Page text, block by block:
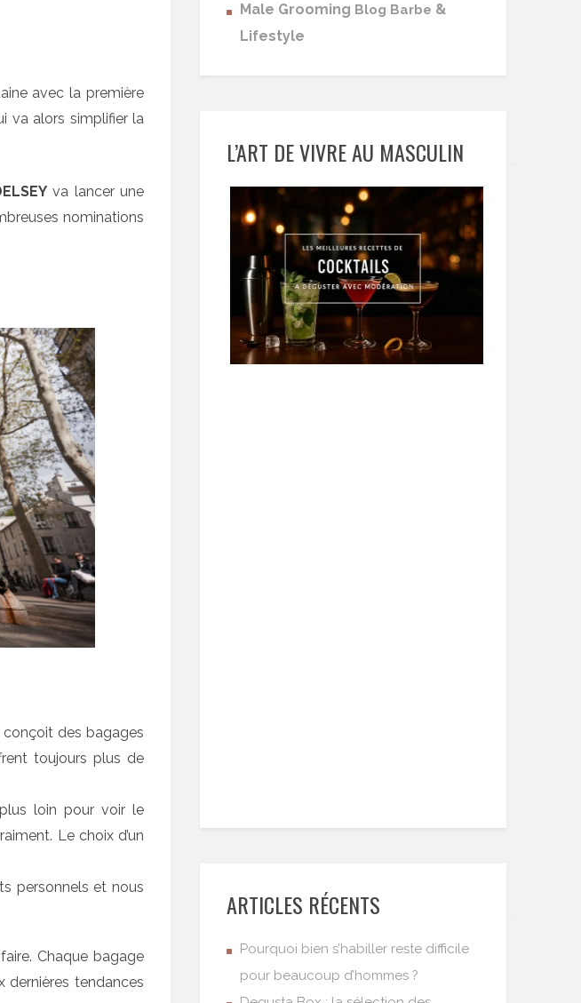
avec la première
va alors simplifier la
va lancer une
nominations
des bagages
toujours plus de
loin pour voir le
Le choix d’un
personnels et nous
Chaque bagage
dernières tendances
Male Grooming Blog Barbe &
Lifestyle
L’ART DE VIVRE AU MASCULIN
ARTICLES RÉCENTS
Pourquoi bien s’habiller reste difficile
pour beaucoup d’hommes ?